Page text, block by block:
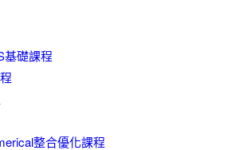
基礎課程
整合優化課程